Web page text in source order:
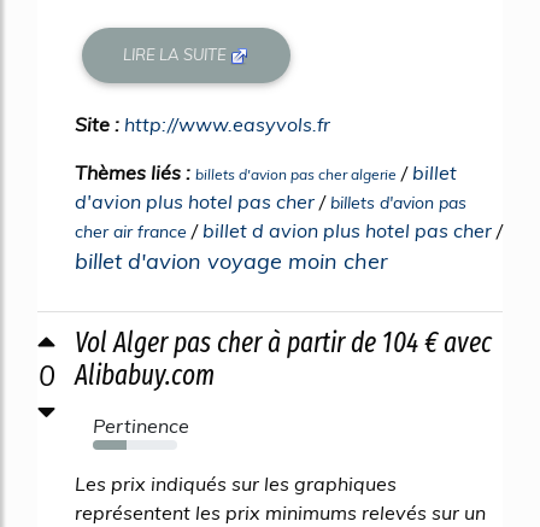
LIRE LA SUITE
Site : http://www.easyvols.fr
Thèmes liés : billets d'avion pas cher algerie / billet
d'avion plus hotel pas cher /billets d'avion pas
cher air france / billet d avion plus hotel pas cher /
billet d'avion voyage moin cher
0
Vol Alger pas cher à partir de 104 € avec
Alibabuy.com
Pertinence
40%
Les prix indiqués sur les graphiques
représentent les prix minimums relevés sur un